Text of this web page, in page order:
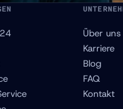
Über uns
Karriere
Blog
FAQ
Kontakt